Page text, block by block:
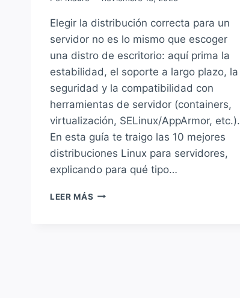
Elegir la distribución correcta para un
servidor no es lo mismo que escoger
una distro de escritorio: aquí prima la
estabilidad, el soporte a largo plazo, la
seguridad y la compatibilidad con
herramientas de servidor (containers,
virtualización, SELinux/AppArmor, etc.).
En esta guía te traigo las 10 mejores
distribuciones Linux para servidores,
explicando para qué tipo…
LEER MÁS LAS